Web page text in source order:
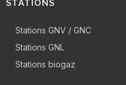
STATIONS
Stations GNV / GNC
Stations GNL
Stations biogaz